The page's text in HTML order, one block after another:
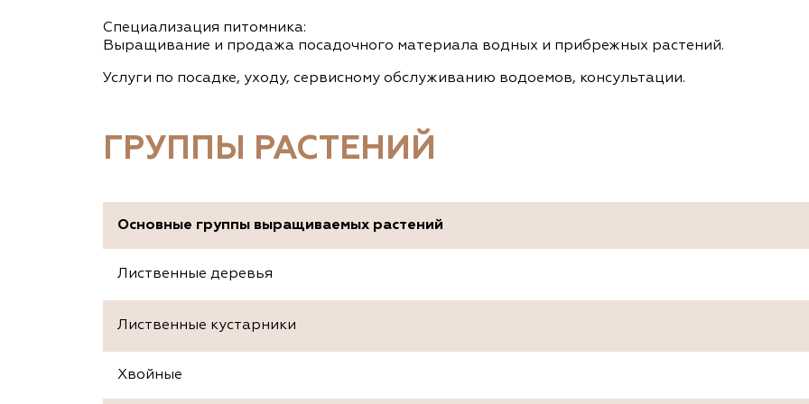
Специализация питомника:
Выращивание и продажа посадочного материала водных и прибрежных растений.
Услуги по посадке, уходу, сервисному обслуживанию водоемов, консультации.
ГРУППЫ РАСТЕНИЙ
Основные группы выращиваемых растений
Лиственные деревья
Лиственные кустарники
Хвойные